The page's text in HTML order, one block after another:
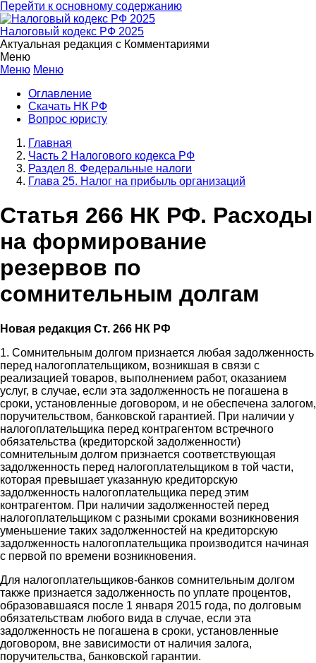
Перейти к основному содержанию
Налоговый кодекс РФ 2025
Актуальная редакция с Комментариями
Меню
Меню Меню
Оглавление
Скачать НК РФ
Вопрос юристу
Главная
Часть 2 Налогового кодекса РФ
Раздел 8. Федеральные налоги
Глава 25. Налог на прибыль организаций
Статья 266 НК РФ. Расходы
на формирование
резервов по
сомнительным долгам
Новая редакция Ст. 266 НК РФ
1. Сомнительным долгом признается любая задолженность
перед налогоплательщиком, возникшая в связи с
реализацией товаров, выполнением работ, оказанием
услуг, в случае, если эта задолженность не погашена в
сроки, установленные договором, и не обеспечена залогом,
поручительством, банковской гарантией. При наличии у
налогоплательщика перед контрагентом встречного
обязательства (кредиторской задолженности)
сомнительным долгом признается соответствующая
задолженность перед налогоплательщиком в той части,
которая превышает указанную кредиторскую
задолженность налогоплательщика перед этим
контрагентом. При наличии задолженностей перед
налогоплательщиком с разными сроками возникновения
уменьшение таких задолженностей на кредиторскую
задолженность налогоплательщика производится начиная
с первой по времени возникновения.
Для налогоплательщиков-банков сомнительным долгом
также признается задолженность по уплате процентов,
образовавшаяся после 1 января 2015 года, по долговым
обязательствам любого вида в случае, если эта
задолженность не погашена в сроки, установленные
договором, вне зависимости от наличия залога,
поручительства, банковской гарантии.